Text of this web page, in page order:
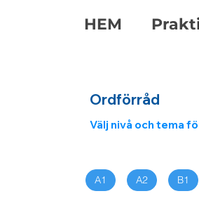
HEM
Ordförråd
Välj nivå och tema
A1 A2 B1